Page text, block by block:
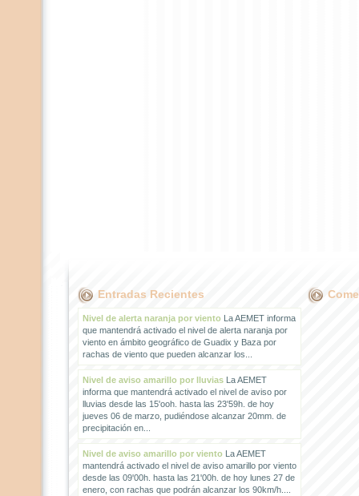
Entradas Recientes
Nivel de alerta naranja por vientoLa AEMET informa
que mantendrá activado el nivel de alerta naranja por
viento en ámbito geográfico de Guadix y Baza por
rachas de viento que pueden alcanzar los...
Nivel de aviso amarillo por lluviasLa AEMET
informa que mantendrá activado el nivel de aviso por
lluvias desde las 15'ooh. hasta las 23'59h. de hoy
jueves 06 de marzo, pudiéndose alcanzar 20mm. de
precipitación en...
Nivel de aviso amarillo por vientoLa AEMET
mantendrá activado el nivel de aviso amarillo por viento
desde las 09'00h. hasta las 21'00h. de hoy lunes 27 de
enero, con rachas que podrán alcanzar los 90km/h....